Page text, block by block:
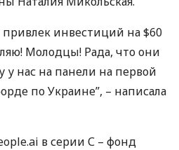
инвестиций на $60
Молодцы! Рада, что они
у нас на панели на первой
по Украине”, – написала
в серии С – фонд